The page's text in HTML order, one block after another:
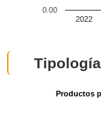
2022
0.00
Productos